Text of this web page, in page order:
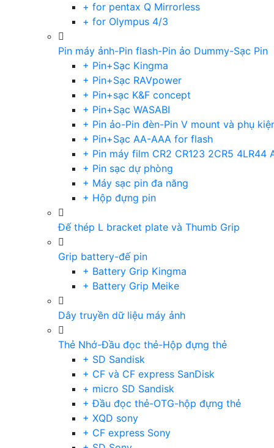
+ for pentax Q Mirrorless
+ for Olympus 4/3
Pin máy ảnh-Pin flash-Pin ảo Dummy-Sạc Pin
+ Pin+Sạc Kingma
+ Pin+Sạc RAVpower
+ Pin+sạc K&F concept
+ Pin+Sạc WASABI
+ Pin ảo-Pin đèn-Pin V mount và phụ
+ Pin+Sạc AA-AAA for flash
+ Pin máy film CR2 CR123 2CR5 4LR44
+ Pin sạc dự phòng
+ Máy sạc pin đa năng
+ Hộp đựng pin
Đế thép L bracket plate và Thumb Grip
Grip battery-đế pin
+ Battery Grip Kingma
+ Battery Grip Meike
Dây truyền dữ liệu máy ảnh
Thẻ Nhớ-Đầu đọc thẻ-Hộp đựng thẻ
+ SD Sandisk
+ CF và CF express SanDisk
+ micro SD Sandisk
+ Đầu đọc thẻ-OTG-hộp đựng thẻ
+ XQD sony
+ CF express Sony